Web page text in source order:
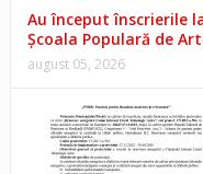
Au început înscrierile
Școala Populară de
august 05, 2026